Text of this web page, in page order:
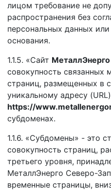
лицом требование не
распространения без
персональных данных
основания.
1.1.5. «Сайт
совокупность связанных
страниц, размещенных в
уникальному адресу
https://
субдоменах.
1.1.6. «Субдомены» - это
совокупность страниц,
третьего уровня,
МеталлЭнерго Северо-
временные страницы,